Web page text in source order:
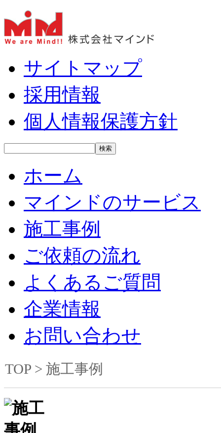
サイトマップ
採用情報
個人情報保護方針
ホーム
マインドのサービス
施工事例
ご依頼の流れ
よくあるご質問
企業情報
お問い合わせ
TOP > 施工事例